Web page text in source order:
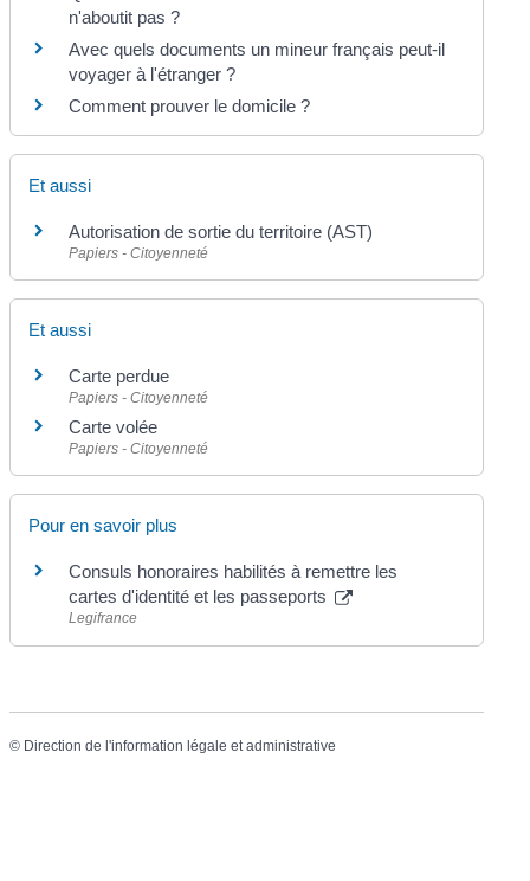
n'aboutit pas ?
Avec quels documents un mineur français peut-il
voyager à l'étranger ?
Comment prouver le domicile ?
Et aussi
Autorisation de sortie du territoire (AST)
Papiers - Citoyenneté
Et aussi
Carte perdue
Papiers - Citoyenneté
Carte volée
Papiers - Citoyenneté
Pour en savoir plus
Consuls honoraires habilités à remettre les
cartes d'identité et les passeports
Legifrance
© Direction de l'information légale et administrative